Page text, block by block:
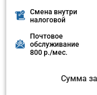
Смена внутри
налоговой
Почтовое
обслуживание
800 р./мес.
Сумма